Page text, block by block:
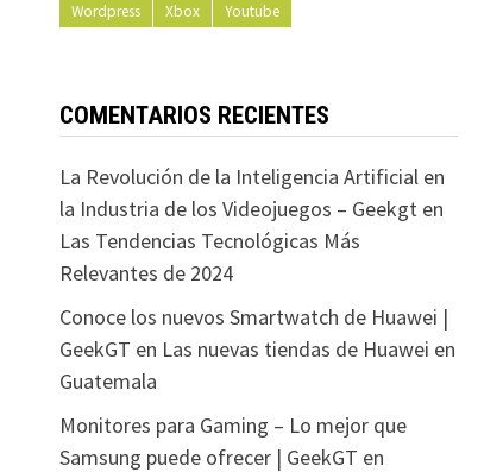
Wordpress
Xbox Youtube
COMENTARIOS RECIENTES
La Revolución de la Inteligencia Artificial en
la Industria de los Videojuegos – Geekgten
Las Tendencias Tecnológicas Más
Relevantes de 2024
Conoce los nuevos Smartwatch de Huawei |
GeekGT en Las nuevas tiendas de Huawei en
Guatemala
Monitores para Gaming – Lo mejor que
Samsung puede ofrecer | GeekGT en